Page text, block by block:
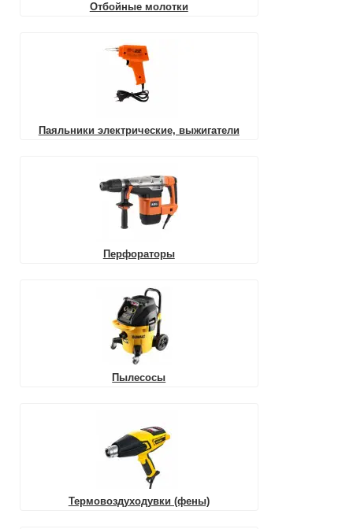
Отбойные молотки
Паяльники электрические, выжигатели
Перфораторы
Пылесосы
Термовоздуходувки (фены)